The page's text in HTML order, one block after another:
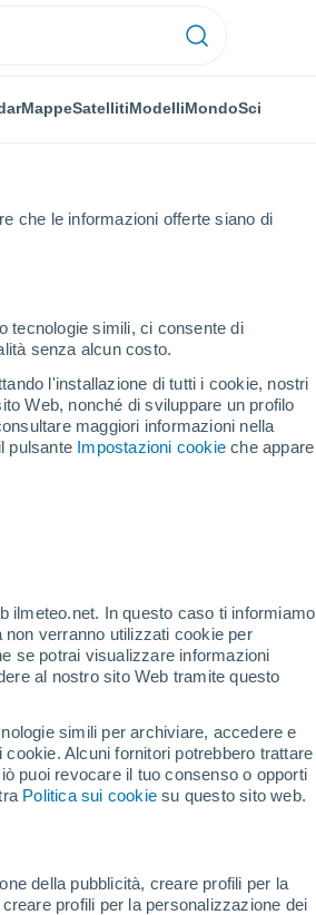
che le informazioni offerte siano di
tecnologie simili, ci consente di
senza alcun costo.
l'installazione di tutti i cookie, nostri
Web, nonché di sviluppare un profilo
maggiori informazioni nella
pulsante Impostazioni cookie che appare
ilmeteo.net. In questo caso ti informiamo
verranno utilizzati cookie per
se potrai visualizzare informazioni
al nostro sito Web tramite questo
simili per archiviare, accedere e
Alcuni fornitori potrebbero trattare
puoi revocare il tuo consenso o opporti
Politica sui cookie su questo sito web.
della pubblicità, creare profili per la
profili per la personalizzazione dei
MappeSatellitiModelliMondoSci